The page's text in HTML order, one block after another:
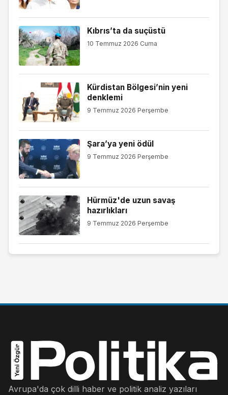
Kıbrıs’ta da suçüstü
10 Temmuz 2026 Cuma
Kürdistan Bölgesi’nin yeni
denklemi
9 Temmuz 2026 Perşembe
Şara’ya yeni ödül
9 Temmuz 2026 Perşembe
Hürmüz'de uzun savaş
hazırlıkları
9 Temmuz 2026 Perşembe
Avrupa'da çok dilli haber ve politik analiz yazıları